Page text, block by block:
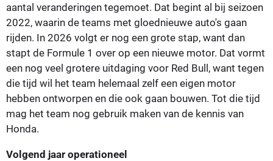
aantal veranderingen tegemoet. Dat begint al bij seizoen
2022, waarin de teams met gloednieuwe auto's gaan
rijden. In 2026 volgt er nog een grote stap, want dan
stapt de Formule 1 over op een nieuwe motor. Dat vormt
een nog veel grotere uitdaging voor Red Bull, want tegen
die tijd wil het team helemaal zelf een eigen motor
hebben ontworpen en die ook gaan bouwen. Tot die tijd
mag het team nog gebruik maken van de kennis van
Honda.
Volgend jaar operationeel